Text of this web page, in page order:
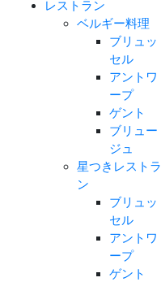
レストラン
ベルギー料理
ブリュッ
セル
アントワ
ープ
ゲント
ブリュー
ジュ
星つきレストラ
ン
ブリュッ
セル
アントワ
ープ
ゲント